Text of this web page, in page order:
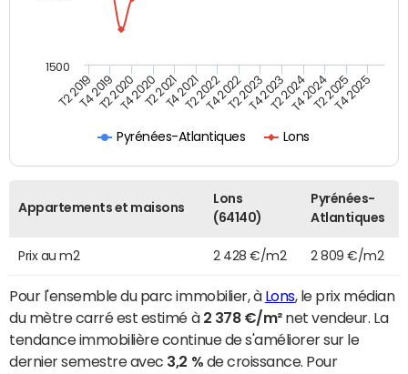
Pyrénées-Atlantiques Lons
T2 2019T4 2019T2 2020T4 2020T2 2021T4 2021T2 2022T4 2022T2 2023T4 2023T2 2024T4 2024T2 2025T4 2025
1500
Appartements et maisons
Lons
(64140)
Pyrénées-
Atlantiques
Prix au m2 2 428 €/m2 2 809 €/m2
Pour l'ensemble du parc immobilier, à Lons, le prix médian
du mètre carré est estimé à 2 378 €/m²net vendeur. La
tendance immobilière continue de s'améliorer sur le
dernier semestre avec 3,2 % de croissance. Pour